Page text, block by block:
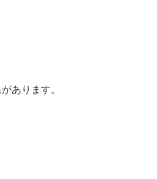
あります。